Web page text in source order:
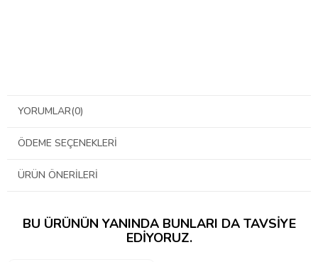
YORUMLAR(0)
ÖDEME SEÇENEKLERI
ÜRÜN ÖNERILERI
BU ÜRÜNÜN YANINDA BUNLARI DA TAVSIYE
EDIYORUZ.